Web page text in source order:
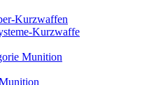
Kurzwaffen
Kurzwaffe
Munition